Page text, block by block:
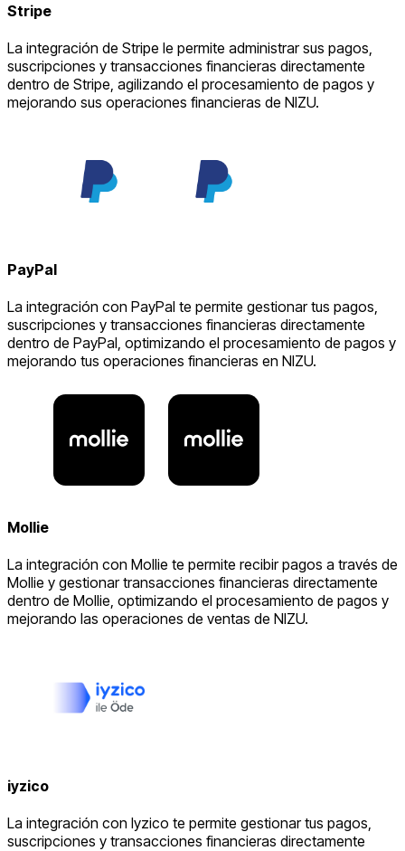
Stripe
La integración de Stripe le permite administrar sus pagos,
suscripciones y transacciones financieras directamente
dentro de Stripe, agilizando el procesamiento de pagos y
mejorando sus operaciones financieras de NIZU.
PayPal
La integración con PayPal te permite gestionar tus pagos,
suscripciones y transacciones financieras directamente
dentro de PayPal, optimizando el procesamiento de pagos y
mejorando tus operaciones financieras en NIZU.
Mollie
La integración con Mollie te permite recibir pagos a través de
Mollie y gestionar transacciones financieras directamente
dentro de Mollie, optimizando el procesamiento de pagos y
mejorando las operaciones de ventas de NIZU.
iyzico
La integración con Iyzico te permite gestionar tus pagos,
suscripciones y transacciones financieras directamente